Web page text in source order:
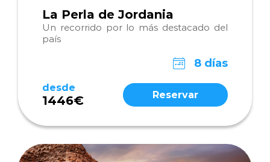
La Perla de Jordania
Un recorrido por lo más destacado del
país
8 días
desde
1446€ Reservar